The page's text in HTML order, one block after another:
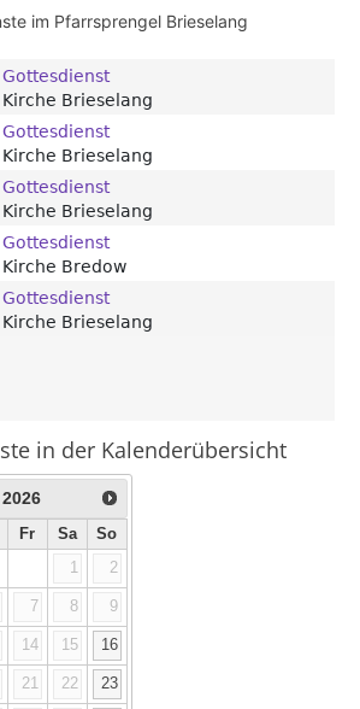
im Pfarrsprengel Brieselang
in der Kalenderübersicht
2026
Fr Sa So
1 2
7 8 9
14 15 16
21 22 23